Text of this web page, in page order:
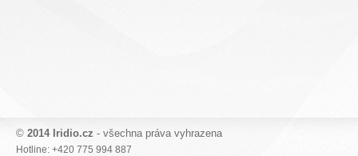
© 2014 Iridio.cz - všechna práva vyhrazena
Hotline: +420 775 994 887